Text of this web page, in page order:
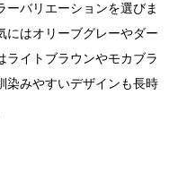
ーバリエーションを選びま
にはオリーブグレーやダー
ライトブラウンやモカブラ
染みやすいデザインも長時